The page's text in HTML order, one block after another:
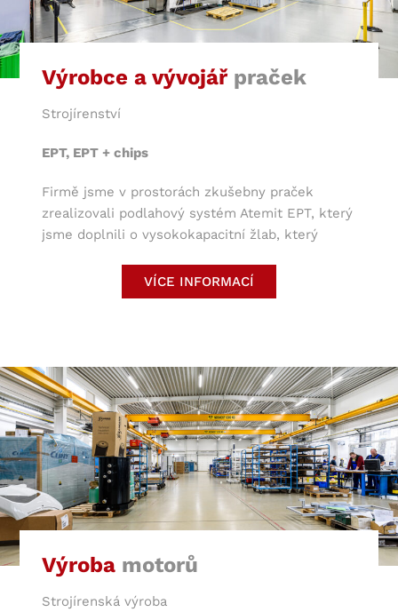
Výrobce a vývojářpraček
Strojírenství
EPT, EPT + chips
Firmě jsme v prostorách zkušebny praček
zrealizovali podlahový systém Atemit EPT, který
jsme doplnili o vysokokapacitní žlab, který
praček odchází. Méně zatěžované prostory jsme
doplnili o estetický systém Atemit EPT s
VÍCE INFORMACÍ
Výroba motorů
Strojírenská výroba